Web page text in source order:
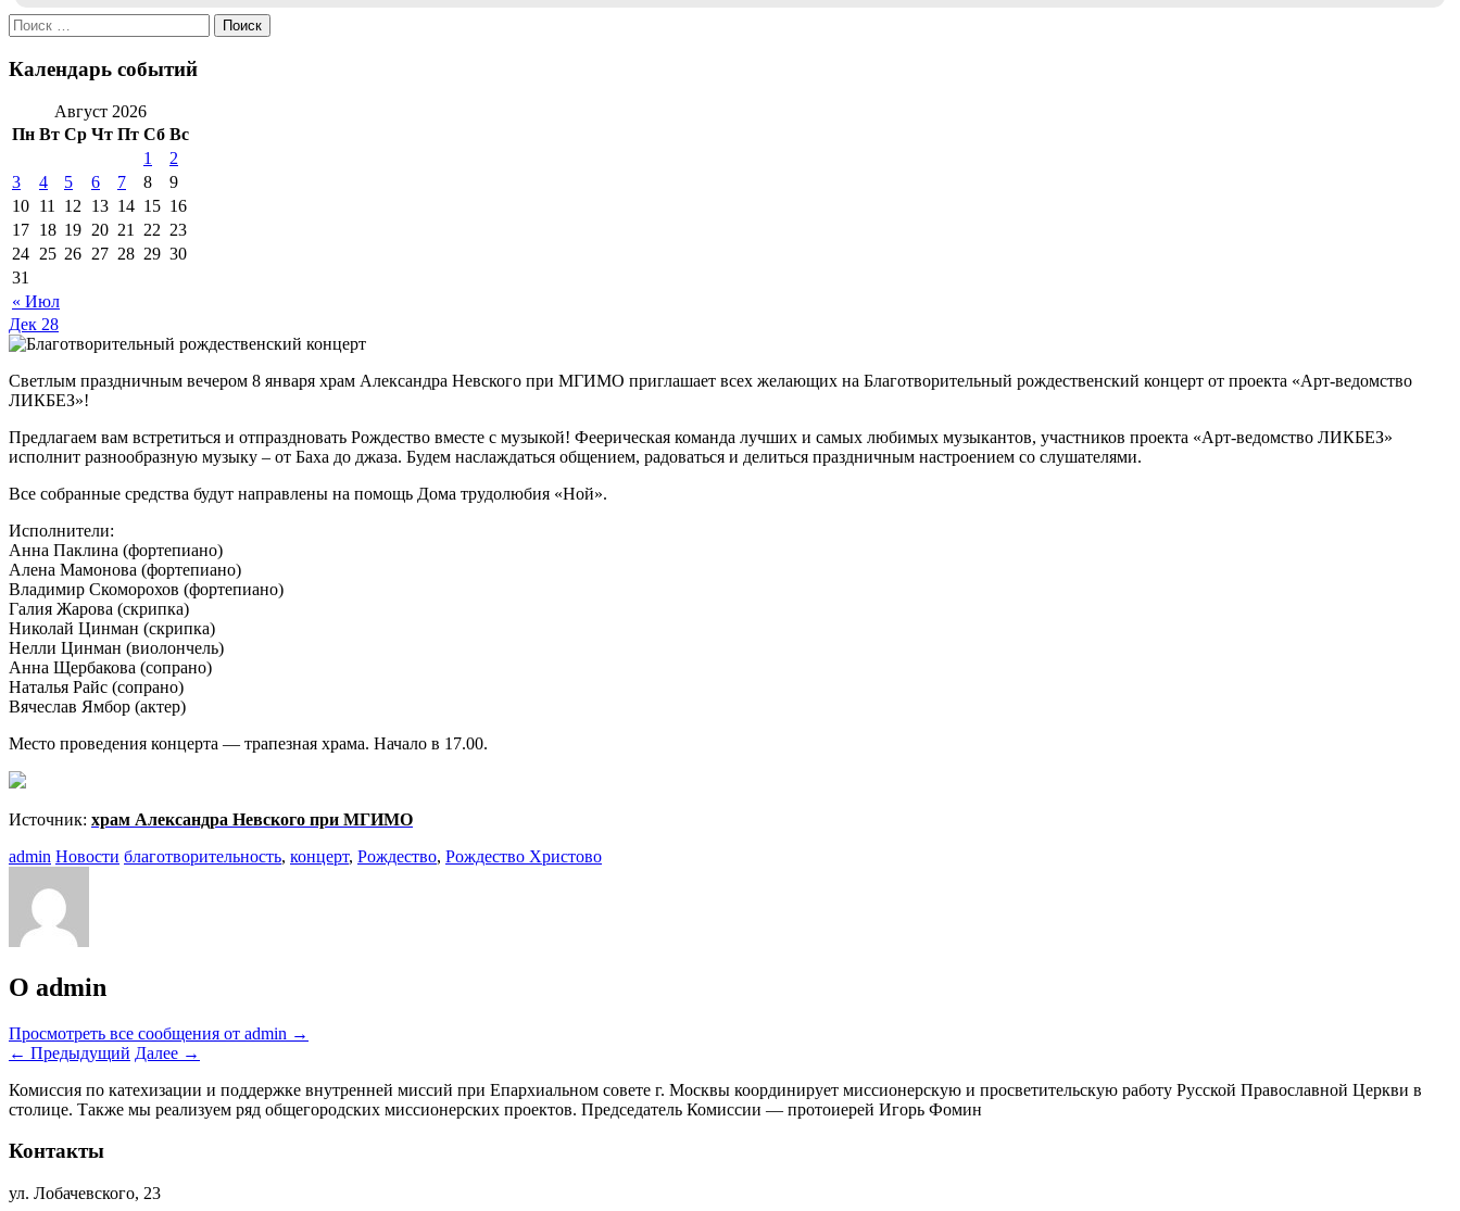
Искать:
Календарь событий
Август 2026
Пн Вт Ср Чт Пт Сб Вс
« Июл
1
2
3
4 5 6 7 8
9
10 11 12 13 14 15 16
17 18 19 20 21 22 23
24 25 26 27 28 29 30
31
Дек 28
Светлым праздничным вечером 8 января храм Александра Невского при МГИМО приглашает всех желающих на Благотворительный рождественский концерт от проекта «Арт-ведомство
ЛИКБЕЗ»!
Предлагаем вам встретиться и отпраздновать Рождество вместе с музыкой! Феерическая команда лучших и самых любимых музыкантов, участников проекта «Арт-ведомство ЛИКБЕЗ»
исполнит разнообразную музыку – от Баха до джаза. Будем наслаждаться общением, радоваться и делиться праздничным настроением со слушателями.
Все собранные средства будут направлены на помощь Дома трудолюбия «Ной».
Исполнители:
Анна Паклина (фортепиано)
Алена Мамонова (фортепиано)
Владимир Скоморохов (фортепиано)
Галия Жарова (скрипка)
Николай Цинман (скрипка)
Нелли Цинман (виолончель)
Анна Щербакова (сопрано)
Наталья Райс (сопрано)
Вячеслав Ямбор (актер)
Место проведения концерта — трапезная храма. Начало в 17.00.
Источник: храм Александра Невского при МГИМО
admin Новости благотворительность, концерт, Рождество, Рождество Христово
О admin
Просмотреть все сообщения от admin →
← Предыдущий Далее →
Комиссия по катехизации и поддержке внутренней миссий при Епархиальном совете г. Москвы координирует миссионерскую и просветительскую работу Русской Православной Церкви в
столице. Также мы реализуем ряд общегородских миссионерских проектов. Председатель Комиссии — протоиерей Игорь Фомин
Контакты
ул. Лобачевского, 23